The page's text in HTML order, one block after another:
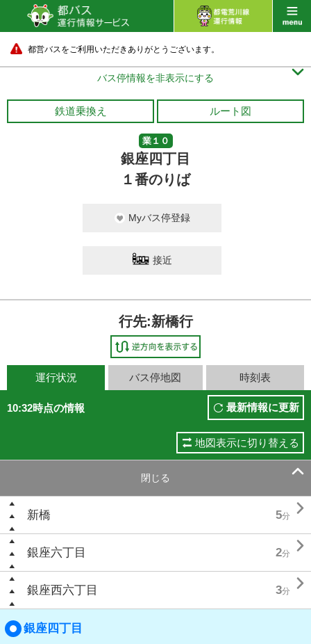
都営バスをご利用いただきありがとうございます。
バス停情報を非表示にする 
鉄道乗換え ルート図
業１０
銀座四丁目
１番のりば
Myバス停登録
接近
行先:新橋行
運行状況 バス停地図 時刻表
10:32時点の情報 最新情報に更新
地図表示に切り替える
閉じる 
新橋 5分 
銀座六丁目 2分 
銀座西六丁目 3分 
銀座四丁目